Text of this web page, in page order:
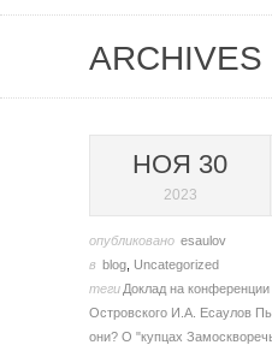
ARCHIVES
НОЯ 30
2023
опубликовано esaulov
в blog Uncategorized
теги Доклад на
Островского И.А. Есаулов
они? О "купцах